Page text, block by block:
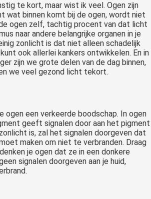
te kort, maar wist ik veel. Ogen zijn
wat binnen komt bij de ogen, wordt niet
ogen zelf, tachtig procent van dat licht
naar andere belangrijke organen in je
zonlicht is dat niet alleen schadelijk
ook allerlei kankers ontwikkelen. En in
zijn we grote delen van de dag binnen,
we veel gezond licht tekort.
ogen een verkeerde boodschap. In ogen
geeft signalen door aan het pigment
is, zal het signalen doorgeven dat
maken om niet te verbranden. Draag
je ogen dat ze in een donkere
signalen doorgeven aan je huid,